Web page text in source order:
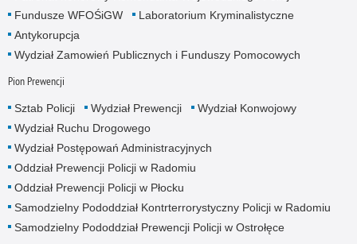
Fundusze WFOŚiGW
Laboratorium Kryminalistyczne
Antykorupcja
Wydział Zamowień Publicznych i Funduszy Pomocowych
Pion Prewencji
Sztab Policji Wydział Prewencji
Wydział Konwojowy
Wydział Ruchu Drogowego
Wydział Postępowań Administracyjnych
Oddział Prewencji Policji w Radomiu
Oddział Prewencji Policji w Płocku
Samodzielny Pododdział Kontrterrorystyczny Policji w Radomiu
Samodzielny Pododdział Prewencji Policji w Ostrołęce